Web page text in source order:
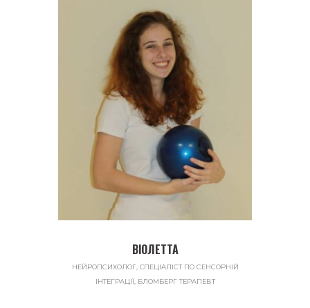
ВІОЛЕТТА
НЕЙРОПСИХОЛОГ, CПЕЦІАЛІСТ ПО СЕНСОРНІЙ
ІНТЕГРАЦІЇ, БЛОМБЕРГ ТЕРАПЕВТ